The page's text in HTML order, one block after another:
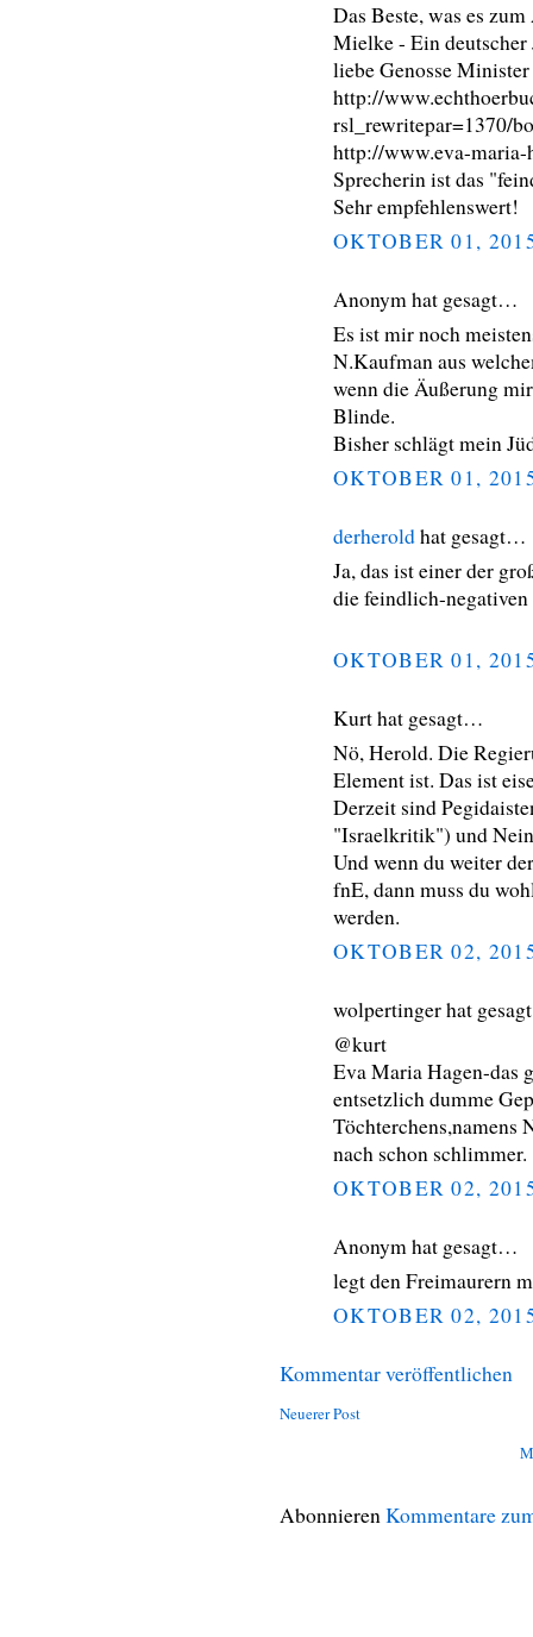
Das Beste, was es
Mielke - Ein
liebe Genosse
http://
rsl_rewritepar=1370/
http://www.eva-
Sprecherin ist das
Sehr empfehlenswert!
OKTOBER 01,
Anonym hat gesagt…
Es ist mir noch
N.Kaufman aus
wenn die Äußerung
Blinde.
Bisher schlägt mein
OKTOBER 01,
derheroldhat gesagt…
Ja, das ist einer der
die feindlich-
OKTOBER 01,
Kurt hat gesagt…
Nö, Herold. Die
Element ist. Das ist
Derzeit sind
"Israelkritik") und
Und wenn du weiter
fnE, dann muss du
werden.
OKTOBER 02,
wolpertinger hat
@kurt
Eva Maria Hagen-das
entsetzlich dumme
Töchterchens,namens
nach schon schlimmer.
OKTOBER 02,
Anonym hat gesagt…
legt den Freimaurern
OKTOBER 02,
Kommentar veröffentlichen
Neuerer Post
AbonnierenKommentare